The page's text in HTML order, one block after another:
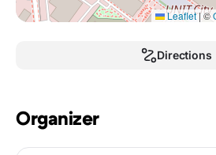
Leaflet |©
Directions
Organizer